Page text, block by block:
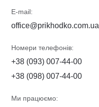
E-mail:
office@prikhodko.com.ua
Номери телефонів:
+38 (093) 007-44-00
+38 (098) 007-44-00
Ми працюємо: